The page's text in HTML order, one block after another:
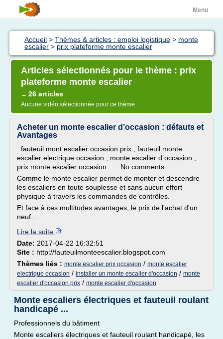
Menu
Accueil > Thèmes & articles : emploi logistique > monte
escalier > prix plateforme monte escalier
Articles sélectionnés pour le thème : prix
plateforme monte escalier
→ 26 articles
Aucune vidéo sélectionnée pour ce thème
Acheter un monte escalier d’occasion : défauts et
Avantages
fauteuil mont escalier occasion prix , fauteuil monte
escalier electrique occasion , monte escalier d occasion ,
prix monte escalier occasion No comments
Comme le monte escalier permet de monter et descendre
les escaliers en toute souplesse et sans aucun effort
physique à travers les commandes de contrôles.
Et face à ces multitudes avantages, le prix de l'achat d'un
neuf...
Lire la suite
Date: 2017-04-22 16:32:51
Site : http://fauteuilmonteescalier.blogspot.com
Thèmes liés : monte escalier prix occasion / monte escalier
electrique occasion / installer un monte escalier d'occasion / monte
escalier d'occasion prix / monte escalier d'occasion
Monte escaliers électriques et fauteuil roulant
handicapé ...
Professionnels du bâtiment
Monte escaliers électriques et fauteuil roulant handicapé, les